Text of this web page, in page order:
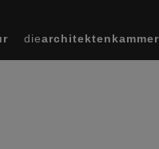
diearchitektenkammer